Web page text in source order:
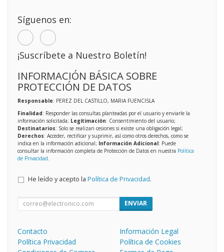
Síguenos en:
¡Suscríbete a Nuestro Boletín!
INFORMACIÓN BÁSICA SOBRE
PROTECCIÓN DE DATOS
Responsable: PEREZ DEL CASTILLO, MARIA FUENCISLA
Finalidad: Responder las consultas planteadas por el usuario y enviarle la
información solicitada; Legitimación: Consentimiento del usuario;
Destinatarios: Solo se realizan cesiones si existe una obligación legal;
Derechos: Acceder, rectificar y suprimir, así como otros derechos, como se
indica en la información adicional; Información Adicional: Puede
consultar la información completa de Protección de Datos en nuestra Política
de Privacidad
He leído y acepto la Política de Privacidad.
ENVIAR
Contacto
Información Legal
Política Privacidad
Política de Cookies